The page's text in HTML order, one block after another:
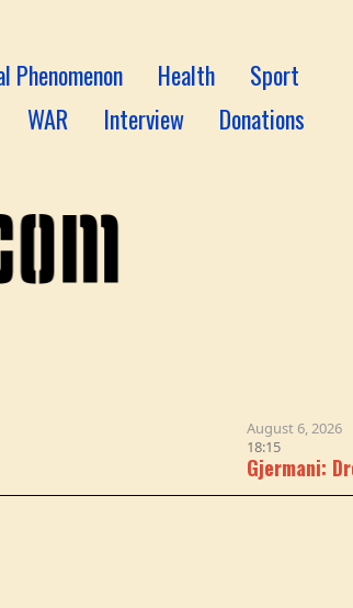
Phenomenon Health
Sport
WAR Interview Donations
August 6, 2026
Gjermani: Dron